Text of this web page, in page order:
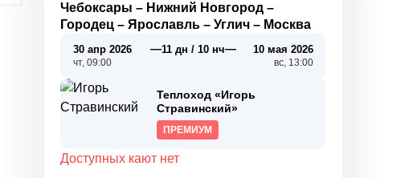
Чебоксары – Нижний Новгород –
Городец –Ярославль –Углич – Москва
30 апр 2026
чт, 09:00
—11 дн / 10 нч— 10 мая 2026
вс, 13:00
Теплоход «Игорь
Стравинский»
ПРЕМИУМ
Доступных кают нет